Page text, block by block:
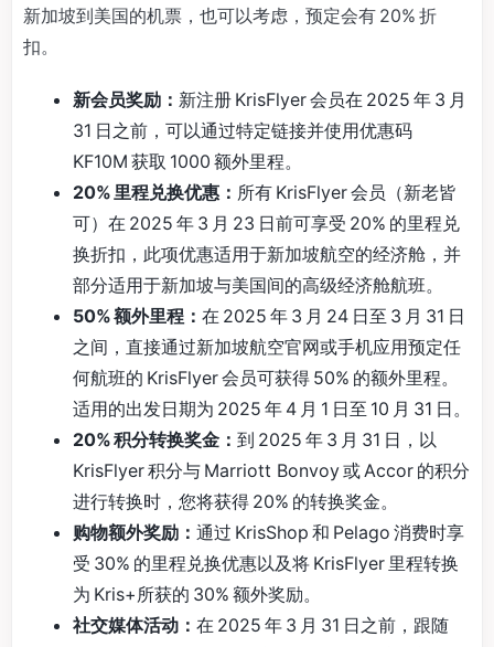
新加坡到美国的机票，也可以考虑，预定会有 20% 折
扣。
新会员奖励： 新注册 KrisFlyer 会员在 2025 年 3 月
31 日之前，可以通过特定链接并使用优惠码
KF10M 获取 1000 额外里程。
20% 里程兑换优惠： 所有 KrisFlyer 会员（新老皆
可）在 2025 年 3 月 23 日前可享受 20% 的里程兑
换折扣，此项优惠适用于新加坡航空的经济舱，并
部分适用于新加坡与美国间的高级经济舱航班。
50% 额外里程： 在 2025 年 3 月 24 日至 3 月 31 日
之间，直接通过新加坡航空官网或手机应用预定任
何航班的 KrisFlyer 会员可获得 50% 的额外里程。
适用的出发日期为 2025 年 4 月 1 日至 10 月 31 日。
20% 积分转换奖金： 到 2025 年 3 月 31 日，以
KrisFlyer 积分与 Marriott Bonvoy 或 Accor 的积分
进行转换时，您将获得 20% 的转换奖金。
购物额外奖励： 通过 KrisShop 和 Pelago 消费时享
受 30% 的里程兑换优惠以及将 KrisFlyer 里程转换
为 Kris+所获的 30% 额外奖励。
社交媒体活动： 在 2025 年 3 月 31 日之前，跟随